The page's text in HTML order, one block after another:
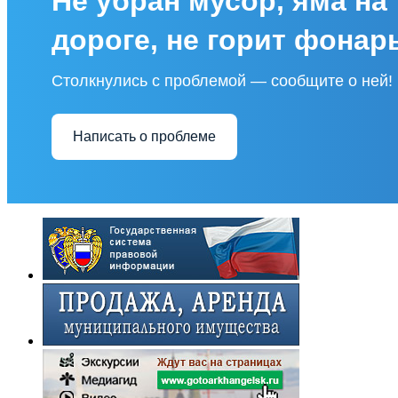
дороге, не горит
Столкнулись с проблемой — сообщите о ней!
Написать о проблеме